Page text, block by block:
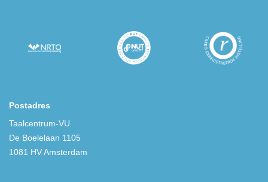
Postadres
Taalcentrum-VU
De Boelelaan 1105
1081 HV Amsterdam